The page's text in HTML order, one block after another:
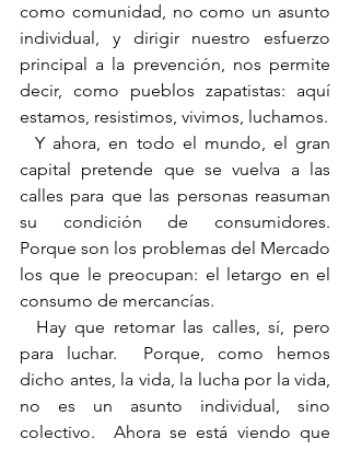
como comunidad, no como un asunto
individual, y dirigir nuestro esfuerzo
principal a la prevención, nos permite
decir, como pueblos zapatistas: aquí
estamos, resistimos, vivimos, luchamos.
  Y ahora, en todo el mundo, el gran
capital pretende que se vuelva a las
calles para que las personas reasuman
su condición de consumidores.
Porque son los problemas del Mercado
los que le preocupan: el letargo en el
consumo de mercancías.
para luchar.  Porque, como hemos
dicho antes, la vida, la lucha por la vida,
no es un asunto individual, sino
colectivo.  Ahora se está viendo que